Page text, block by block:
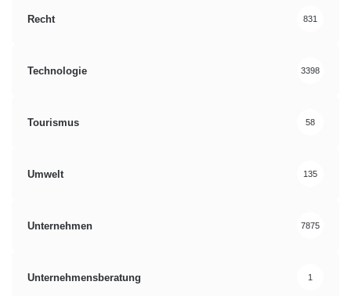
Recht 831
Technologie 3398
Tourismus 58
Umwelt 135
Unternehmen 7875
Unternehmensberatung 1